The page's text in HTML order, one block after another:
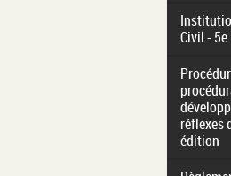
Civil -
réflexes
édition